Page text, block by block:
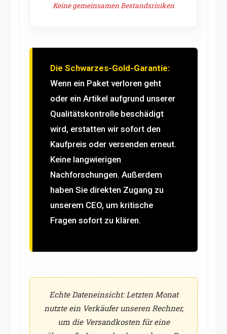
Keine gemeinsamen Bestandsrisiken
Die Schwarzes-Gold-Garantie:
Wenn ein Paket verloren geht
oder ein Artikel aufgrund unserer
Qualitätskontrolle beschädigt
wird, erstatten wir sofort den
Kaufpreis oder versenden erneut.
Keine langwierigen
Nachforschungen. Außerdem
haben Sie direkten Zugang zu
unserem CEO, um kritische
Fragen sofort zu klären.
Echte Dateneinsicht: Letzten Monat
nutzte ein Verkäufer unseren Rechner,
um die Versandkosten für eine